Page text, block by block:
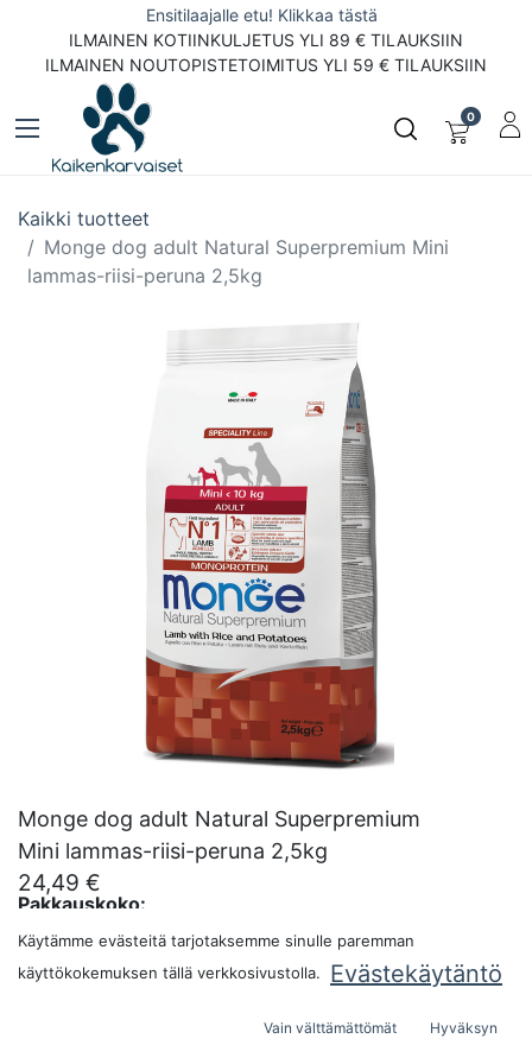
Ensitilaajalle etu! Klikkaa tästä
ILMAINEN KOTIINKULJETUS YLI 89 € TILAUKSIIN
ILMAINEN NOUTOPISTETOIMITUS YLI 59 € TILAUKSIIN
0
Kaikki tuotteet
Monge dog adult Natural Superpremium Mini
lammas-riisi-peruna 2,5kg
Monge dog adult Natural Superpremium
Mini lammas-riisi-peruna 2,5kg
24,49 €
Pakkauskoko:
Käytämme evästeitä tarjotaksemme sinulle paremman
käyttökokemuksen tällä verkkosivustolla.
Evästekäytäntö
Vain välttämättömät Hyväksyn